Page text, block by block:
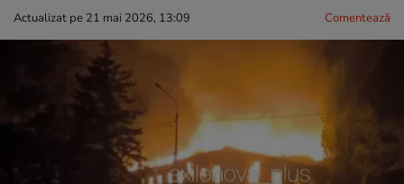
Actualizat pe 21 mai 2026, 13:09 Comentează